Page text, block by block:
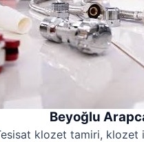
Beyoğlu
klozet tamiri, klozet